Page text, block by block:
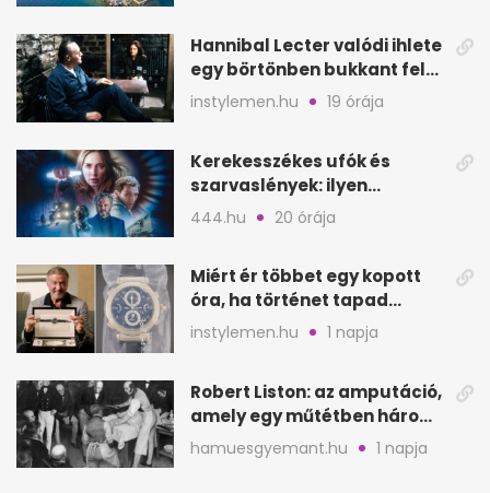
Hannibal Lecter valódi ihlete
egy börtönben bukkant fel
Thomas Harrisnek
instylemen.hu 19 órája
Kerekesszékes ufók és
szarvaslények: ilyen
Spielberg új filmje
444.hu 20 órája
Miért ér többet egy kopott
óra, ha történet tapad
hozzá?
instylemen.hu 1 napja
Robert Liston: az amputáció,
amely egy műtétben három
életet követelt
hamuesgyemant.hu 1 napja